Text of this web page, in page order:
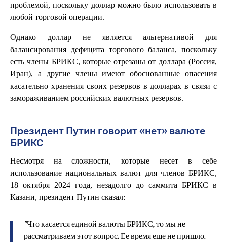
проблемой, поскольку доллар можно было использовать в
любой торговой операции.
Однако доллар не является альтернативой для
балансирования дефицита торгового баланса, поскольку
есть члены БРИКС, которые отрезаны от доллара (Россия,
Иран), а другие члены имеют обоснованные опасения
касательно хранения своих резервов в долларах в связи с
замораживанием российских валютных резервов.
Президент Путин говорит «нет» валюте
БРИКС
Несмотря на сложности, которые несет в себе
использование национальных валют для членов БРИКС,
18 октября 2024 года, незадолго до саммита БРИКС в
Казани, президент Путин сказал:
"Что касается единой валюты БРИКС, то мы не
рассматриваем этот вопрос. Ее время еще не пришло.